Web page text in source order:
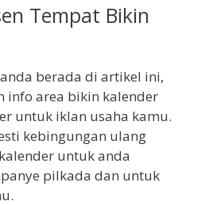
Tempat Bikin
berada di artikel ini,
info area bikin kalender
untuk iklan usaha kamu.
kebingungan ulang
untuk anda
pilkada dan untuk